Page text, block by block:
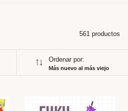
561 productos
Ordenar por:
Más nuevo al más viejo